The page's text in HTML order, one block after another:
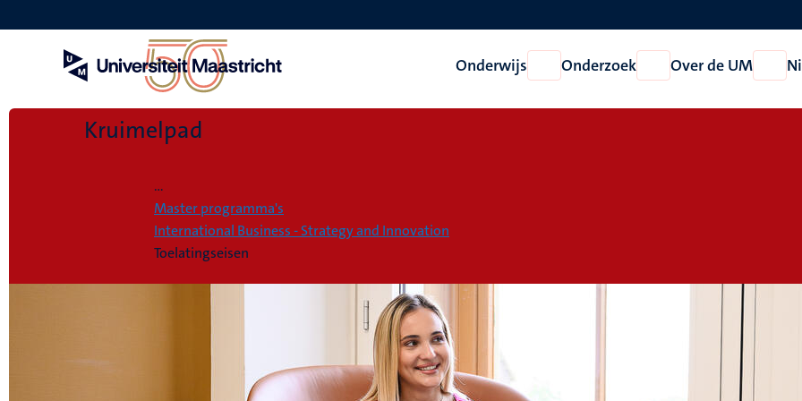
en
Onderwijs
Open
Onderwijs
Onderzoek
Open
Onderzoek
Over de UM
Open
Over
Kruimelpad
...
Master programma's
International Business - Strategy and Innovation
Toelatingseisen